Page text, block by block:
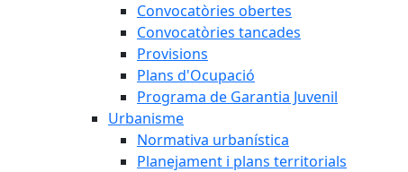
Convocatòries obertes
Convocatòries tancades
Provisions
Plans d'Ocupació
Programa de Garantia Juvenil
Urbanisme
Normativa urbanística
Planejament i plans territorials